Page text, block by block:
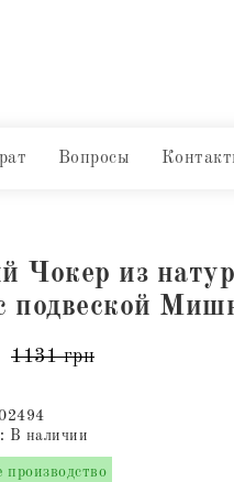
Вопросы
Чокер из
подвеской
1131 грн
В наличии
производство